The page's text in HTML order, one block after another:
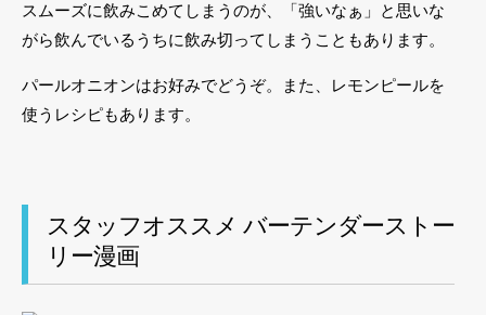
スムーズに飲みこめてしまうのが、「強いなぁ」と思いな
がら飲んでいるうちに飲み切ってしまうこともあります。
パールオニオンはお好みでどうぞ。また、レモンピールを
使うレシピもあります。
スタッフオススメ バーテンダーストー
リー漫画